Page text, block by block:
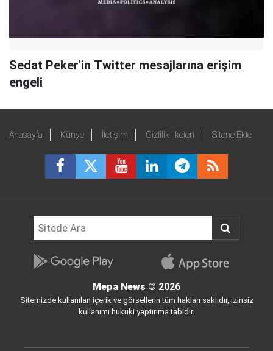
Sedat Peker'in Twitter mesajlarına erişim
engeli
Anasayfa Künye İletişim Gizlilik İlkeleri Sitene Ekle
Mepa News © 2026
Sitemizde kullanılan içerik ve görsellerin tüm hakları saklıdır, izinsiz
kullanımı hukuki yaptırıma tabidir.